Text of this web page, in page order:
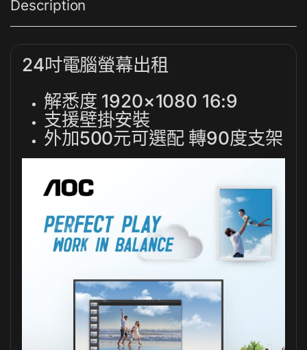
Description
24吋電腦螢幕出租
解悉度 1920×1080 16:9
支援壁掛安裝
外加500元可選配 轉90度支架